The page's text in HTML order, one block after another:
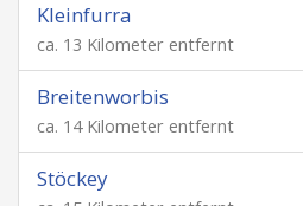
Kleinfurra
ca. 13 Kilometer entfernt
Breitenworbis
ca. 14 Kilometer entfernt
Stöckey